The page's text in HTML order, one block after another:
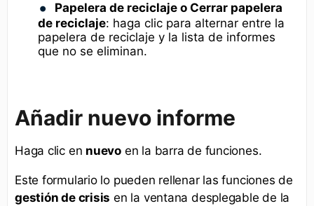
Papelera de reciclaje o Cerrar papelera
de reciclaje: haga clic para alternar entre la
papelera de reciclaje y la lista de informes
que no se eliminan.
Añadir nuevo informe
Haga clic en nuevo en la barra de funciones.
Este formulario lo pueden rellenar las funciones de
gestión de crisis en la ventana desplegable de la